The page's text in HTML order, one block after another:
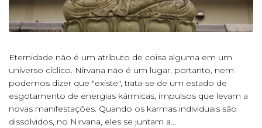
Eternidade não é um atributo de coisa alguma em um
universo cíclico. Nirvana não é um lugar, portanto, nem
podemos dizer que "existe", trata-se de um estado de
esgotamento de energias kármicas, impulsos que levam a
novas manifestações. Quando os karmas individuais são
dissolvidos, no Nirvana, eles se juntam a...